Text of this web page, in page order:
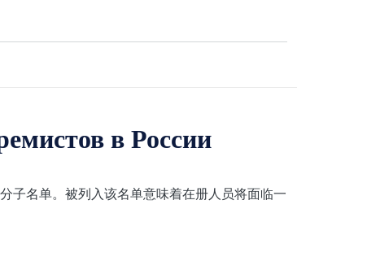
в России
子名单。被列入该名单意味着在册人员将面临一